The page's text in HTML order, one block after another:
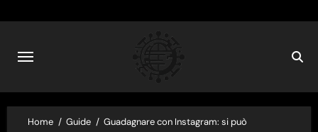
content
Home Guide Guadagnare con Instagram: si può